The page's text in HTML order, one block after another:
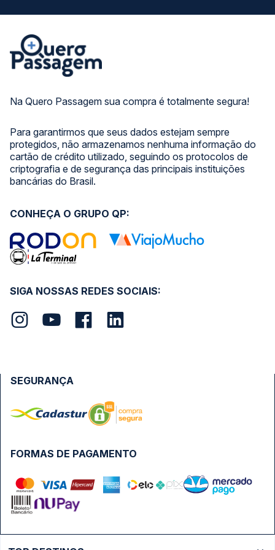
Na Quero Passagem sua compra é totalmente segura!
Para garantirmos que seus dados estejam sempre
protegidos, não armazenamos nenhuma informação do
cartão de crédito utilizado, seguindo os protocolos de
criptografia e de segurança das principais instituições
bancárias do Brasil.
SIGA NOSSAS REDES SOCIAIS:
CONHEÇA O GRUPO QP:
FORMAS DE PAGAMENTO
SEGURANÇA